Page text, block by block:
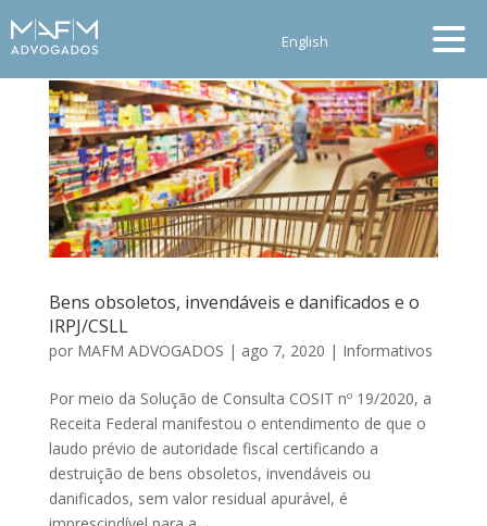
English
Bens obsoletos, invendáveis e danificados e o
IRPJ/CSLL
por MAFM ADVOGADOS | ago 7, 2020 | Informativos
Por meio da Solução de Consulta COSIT nº 19/2020, a
Receita Federal manifestou o entendimento de que o
laudo prévio de autoridade fiscal certificando a
destruição de bens obsoletos, invendáveis ou
danificados, sem valor residual apurável, é